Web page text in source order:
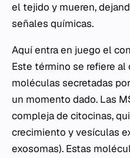
el tejido y mueren,
señales químicas.
Aquí entra en juego el
Este término se refiere
moléculas secretadas
un momento dado. Las
compleja de citocinas,
crecimiento y vesículas
exosomas). Estas